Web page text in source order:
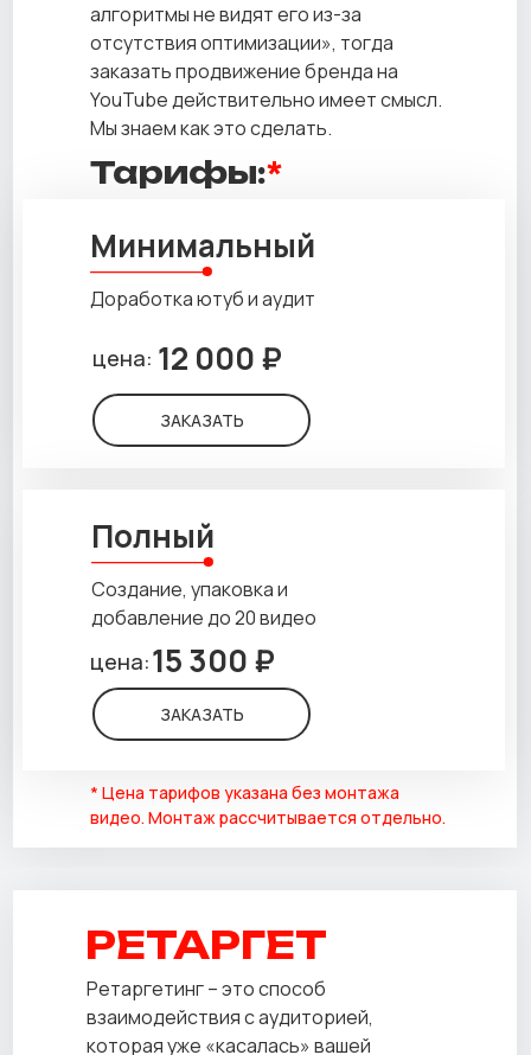
алгоритмы не видят его из-за
отсутствия оптимизации», тогда
заказать продвижение бренда на
YouTube действительно имеет смысл.
Мы знаем как это сделать.
Тарифы:*
Минимальный
Доработка ютуб и аудит
цена: 12 000 ₽
Полный
Создание, упаковка и
добавление до 20 видео
цена:15 300 ₽
* Цена тарифов указана без монтажа
видео. Монтаж рассчитывается отдельно.
ЗАКАЗАТЬ
ЗАКАЗАТЬ
РЕТАРГЕТ
Ретаргетинг – это способ
взаимодействия с аудиторией,
которая уже «касалась» вашей